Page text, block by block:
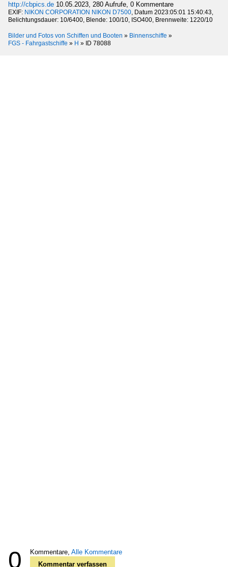
http://cbpics.de 10.05.2023, 280 Aufrufe, 0 Kommentare
EXIF: NIKON CORPORATION NIKON D7500, Datum 2023:05:01 15:40:43,
Belichtungsdauer: 10/6400, Blende: 100/10, ISO400, Brennweite: 1220/10
Bilder und Fotos von Schiffen und Booten » Binnenschiffe »
FGS - Fahrgastschiffe » H » ID 78088
0 Kommentare, Alle Kommentare
Kommentar verfassen